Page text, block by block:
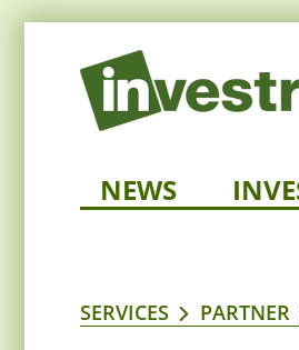
NEWS
SERVICES PARTNER